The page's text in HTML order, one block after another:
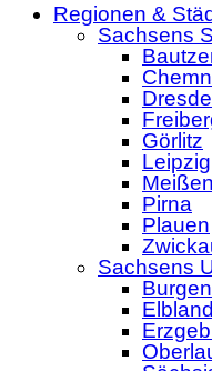
Regionen &
Sachsens
Görlitz
Leipzig
Meißen
Pirna
Plauen
Sachsens
Elbland